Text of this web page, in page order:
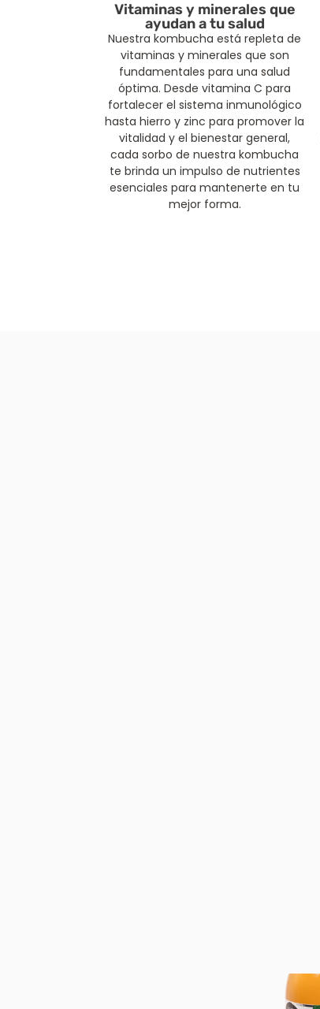
Vitaminas y minerales que
ayudan a tu salud
Nuestra kombucha está repleta de
vitaminas y minerales que son
fundamentales para una salud
óptima. Desde vitamina C para
fortalecer el sistema inmunológico
hasta hierro y zinc para promover la
vitalidad y el bienestar general,
cada sorbo de nuestra kombucha
te brinda un impulso de nutrientes
esenciales para mantenerte en tu
mejor forma.